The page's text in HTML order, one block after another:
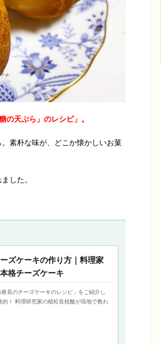
の天ぷら」のレシピ」。
素朴な味が、どこか懐かしいお菓
した。
ズケーキの作り方｜料理家
格チーズケーキ
長のチーズケーキのレシピ」をご紹介し
！ 料理研究家の植松良枝酸が現地で教わ